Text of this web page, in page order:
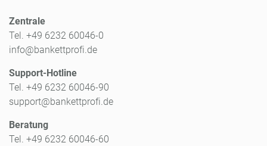
Zentrale
Tel. +49 6232 60046-0
info@bankettprofi.de
Support-Hotline
Tel. +49 6232 60046-90
support@bankettprofi.de
Beratung
Tel. +49 6232 60046-60